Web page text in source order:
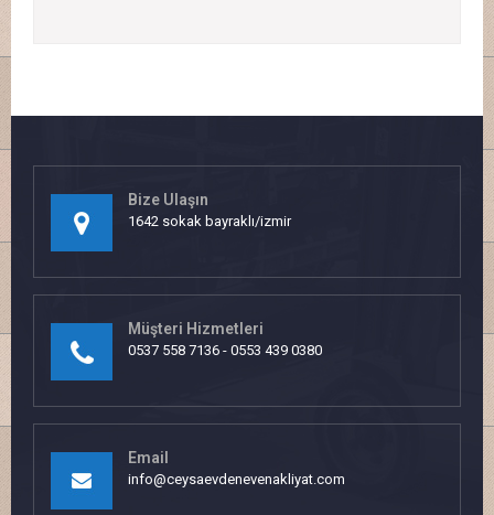
Bize Ulaşın
1642 sokak bayraklı/izmir
Müşteri Hizmetleri
0537 558 7136 - 0553 439 0380
Email
info@ceysaevdenevenakliyat.com